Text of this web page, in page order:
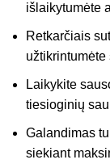
išlaikytumėte
Retkarčiais
Laikykite
tiesioginių
Galandimas
siekiant